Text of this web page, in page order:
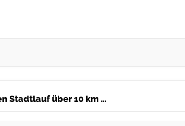
Stadtlauf über 10 km …